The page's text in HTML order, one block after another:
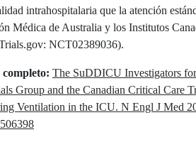
intrahospitalaria que la atención
Médica de Australia y los Institutos
NCT02389036).
The SuDDICU Investigators
Group and the Canadian Critical Care
Ventilation in the ICU. N Engl J Med